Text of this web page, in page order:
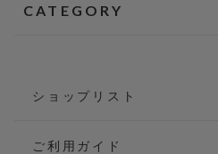
CATEGORY
ショップリスト
ご利用ガイド